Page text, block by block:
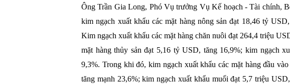
Ông Trần Gia Long, Phó Vụ trưởng Vụ Kế hoạch - Tài chính,
kim ngạch xuất khẩu các mặt hàng nông sản đạt 18,46 tỷ
Kim ngạch xuất khẩu các mặt hàng chăn nuôi đạt 264,4 triệu
mặt hàng thủy sản đạt 5,16 tỷ USD, tăng 16,9%; kim ngạch
9,3%. Trong khi đó, kim ngạch xuất khẩu các mặt hàng đầu
tăng mạnh 23,6%; kim ngạch xuất khẩu muối đạt 5,7 triệu